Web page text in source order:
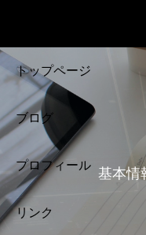
トップページ
ブログ
プロフィール
リンク
基本情